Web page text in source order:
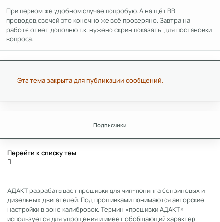
При первом же удобном случае попробую. А на щёт ВВ
проводов,свечей это конечно же всё проверяно. Завтра на
работе ответ дополню т.к. нужено скрин показать для постановки
вопроса.
Эта тема закрыта для публикации сообщений.
Подписчики
Перейти к списку тем
АДАКТ разрабатывает прошивки для чип-тюнинга бензиновых и
дизельных двигателей. Под прошивками понимаются авторские
настройки в зоне калибровок. Термин «прошивки АДАКТ»
используется для упрощения и имеет обобщающий характер.